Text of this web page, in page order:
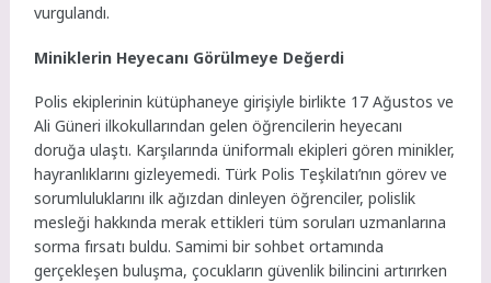
vurgulandı.
Miniklerin Heyecanı Görülmeye Değerdi
Polis ekiplerinin kütüphaneye girişiyle birlikte 17 Ağustos ve
Ali Güneri ilkokullarından gelen öğrencilerin heyecanı
doruğa ulaştı. Karşılarında üniformalı ekipleri gören minikler,
hayranlıklarını gizleyemedi. Türk Polis Teşkilatı’nın görev ve
sorumluluklarını ilk ağızdan dinleyen öğrenciler, polislik
mesleği hakkında merak ettikleri tüm soruları uzmanlarına
sorma fırsatı buldu. Samimi bir sohbet ortamında
gerçekleşen buluşma, çocukların güvenlik bilincini artırırken